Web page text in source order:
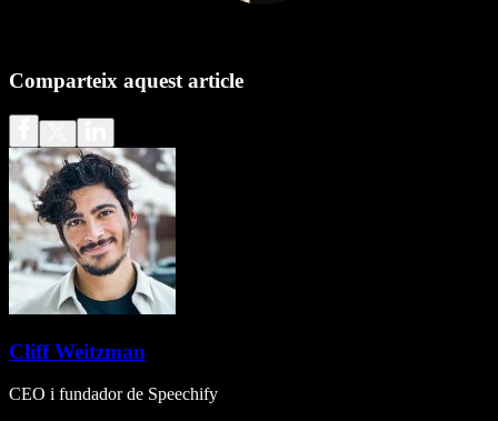
Comparteix aquest article
Cliff Weitzman
CEO i fundador de Speechify